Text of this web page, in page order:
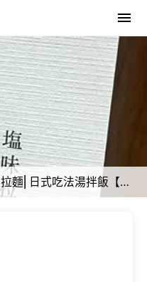
蘆洲宵夜美食⎜不接受訂位的深夜拉麵⎜日式吃法湯拌飯【新北市蘆洲區】長生塩人-蘆洲